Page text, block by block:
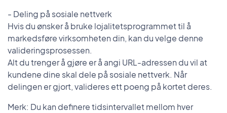
- Deling på sosiale nettverk
Hvis du ønsker å bruke lojalitetsprogrammet til å
markedsføre virksomheten din, kan du velge denne
valideringsprosessen.
Alt du trenger å gjøre er å angi URL-adressen du vil at
kundene dine skal dele på sosiale nettverk. Når
delingen er gjort, valideres ett poeng på kortet deres.
Merk: Du kan definere tidsintervallet mellom hver